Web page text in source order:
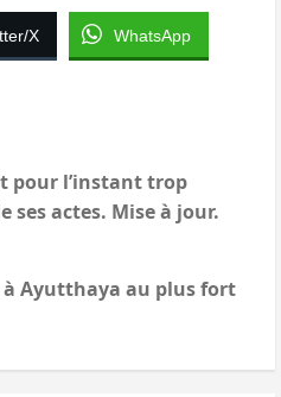
X WhatsApp
pour l’instant trop
ses actes. Mise à jour.
Ayutthaya au plus fort